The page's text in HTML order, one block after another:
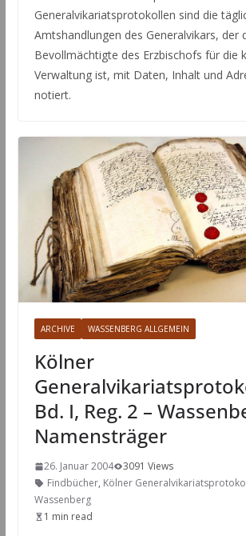
Generalvikariatsprotokollen sind die
Amtshandlungen des Generalvikars, der
Bevollmächtigte des Erzbischofs für die
Verwaltung ist, mit Daten, Inhalt und
notiert.
ARCHIVE WASSENBERG ALLGEMEIN
Kölner
Bd. I, Reg. 2 –
Namensträger
26. Januar 2004
3091 Views
Findbücher, Kölner
Wassenberg
1 min read